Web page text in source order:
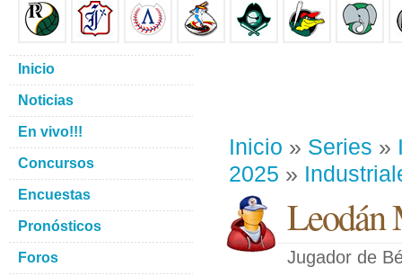
Inicio » Series »
2025 »
Leodán
Jugador de
Inicio
Noticias
En vivo!!!
Concursos
Encuestas
Pronósticos
Foros